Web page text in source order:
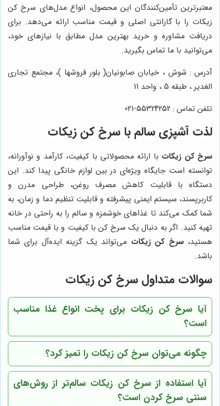
معتبرترین تأمین‌کنندگان این محصول، انواع مدل‌های سرخ کن
زیکات را با گارانتی اصلی و قیمت مناسب ارائه می‌دهد. برای
دریافت مشاوره و خرید بهترین مدل مطابق با نیازهای خود،
می‌توانید با ما تماس بگیرید.
آدرس : شوش ، خیابان صابونیان( بلور فروشها )، مجتمع تجاری
الغدیر ، طبقه 5 ، واحد 11
تلفن تماس : 55324252-021
لذت آشپزی سالم با سرخ کن زیکات
سرخ کن زیکات با ارائه محصولاتی با کیفیت، کارآمد و نوآورانه،
توانسته است جایگاه ویژه‌ای در بین لوازم خانگی پیدا کند. این
دستگاه با قابلیت کاهش مصرف روغن، طراحی مدرن و
کاربرپسند، سیستم ایمنی پیشرفته و قابلیت تنظیم دما و زمان، به
شما کمک می‌کند تا غذاهای خوشمزه و سالم را به راحتی در خانه
تهیه کنید. اگر به دنبال یک سرخ کن با کیفیت و با قیمت مناسب
هستید،سرخ کن زیکات می‌تواند یک گزینه ایده‌آل برای شما
باشد.
سوالات متداول سرخ کن زیکات
آیا سرخ کن زیکات برای پخت انواع غذا مناسب
است؟
چگونه می‌توان سرخ کن زیکات را تمیز کرد؟
آیا استفاده از سرخ کن زیکات سالم‌تر از روش‌های
سنتی سرخ کردن است؟